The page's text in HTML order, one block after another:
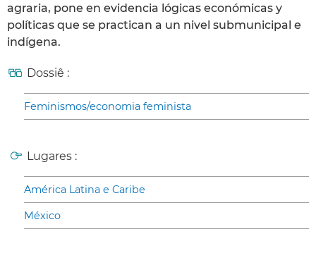
agraria, pone en evidencia lógicas económicas y
políticas que se practican a un nivel submunicipal e
indígena.
Dossiê :
Feminismos/economia feminista
Lugares :
América Latina e Caribe
México